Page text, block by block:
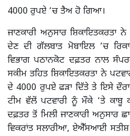
4000 ਰੁਪਏ ‘ਚ ਤੈਅ ਹੋ ਗਿਆ।
ਜਾਣਕਾਰੀ ਅਨੁਸਾਰ
ਦੇਣ ਦੀ ਗੱਲਬਾਤ ਮੋਬਾਇਲ ‘ਚ
ਵਿਭਾਗ ਪਠਾਨਕੋਟ ਦਫ਼ਤਰ ਨਾਲ
ਸਕੀਮ ਤਹਿਤ ਸ਼ਿਕਾਇਤਕਰਤਾ ਨੇ
ਦੇ 4000 ਰੁਪਏ ਫੜਾ ਦਿੱਤੇ ਤੇ ਇਸੇ
ਟੀਮ ਵੱਲੋਂ ਪਟਵਾਰੀ ਨੂੰ ਮੌਕੇ ‘ਤੇ
ਦਫ਼ਤਰ ਤੋਂ ਮਿਲੀ ਜਾਣਕਾਰੀ ਅਨੁਸਾਰ
ਵਿਕਰਾਂਤ ਸਲਾਰੀਆ, ਏਐੱਸਆਈ